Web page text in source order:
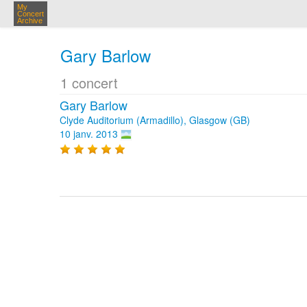
My
Concert
Archive
Gary Barlow
1 concert
Gary Barlow
Clyde Auditorium (Armadillo), Glasgow (GB)
10 janv. 2013